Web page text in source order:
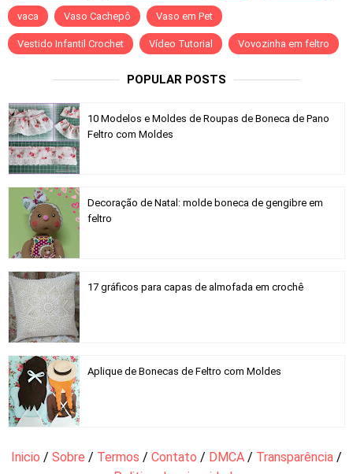
vaca Vaso Cachepô Vaso em Pet
Vestido Infantil Crochet Vídeo Tutorial Vovozinha em feltro
POPULAR POSTS
10 Modelos e Moldes de Roupas de Boneca de Pano
Feltro com Moldes
Decoração de Natal: molde boneca de gengibre em
feltro
17 gráficos para capas de almofada em crochê
Aplique de Bonecas de Feltro com Moldes
Inicio / Sobre / Termos / Contato / DMCA / Transparência /